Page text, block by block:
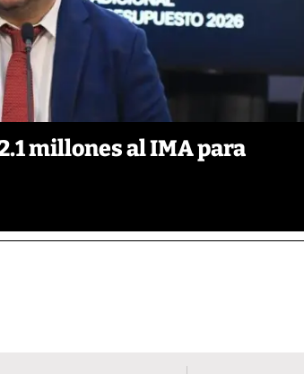
millones al IMA para